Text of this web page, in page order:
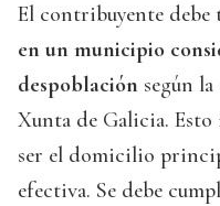
El contribuyente debe
en un municipio
despoblación según
Xunta de Galicia.
ser el domicilio
efectiva. Se debe